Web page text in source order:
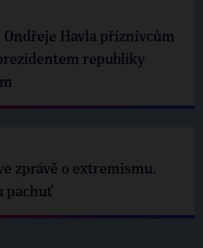
Ondřeje Havla příznivcům
republiky
zprávě o extremismu.
pachuť